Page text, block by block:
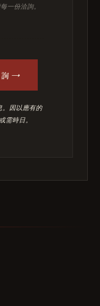
一份洽詢。
→
。因以應有的
需時日。